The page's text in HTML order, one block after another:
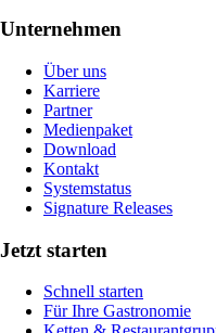
Unternehmen
Über uns
Karriere
Partner
Medienpaket
Download
Kontakt
Systemstatus
Signature Releases
Jetzt starten
Schnell starten
Für Ihre Gastronomie